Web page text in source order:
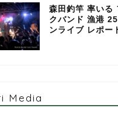
森田釣竿 率いる
クバンド 漁港
ンライブ レポー
Media